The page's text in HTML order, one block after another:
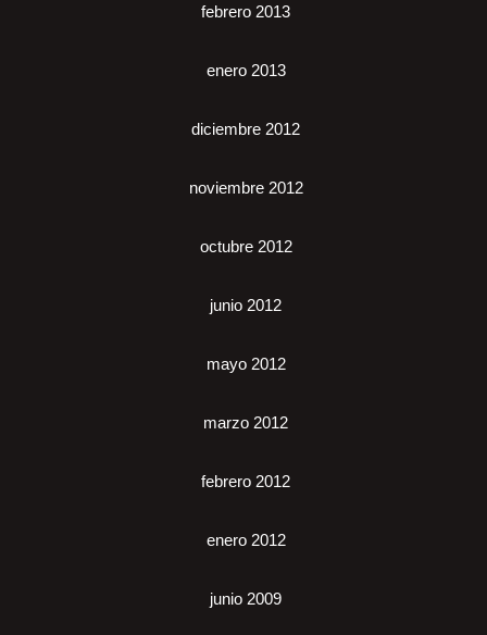
febrero 2013
enero 2013
diciembre 2012
noviembre 2012
octubre 2012
junio 2012
mayo 2012
marzo 2012
febrero 2012
enero 2012
junio 2009